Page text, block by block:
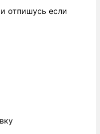
отпишусь если